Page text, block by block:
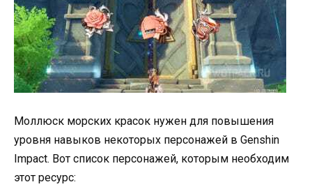
Моллюск морских красок нужен для повышения
уровня навыков некоторых персонажей в Genshin
Impact. Вот список персонажей, которым необходим
этот ресурс: